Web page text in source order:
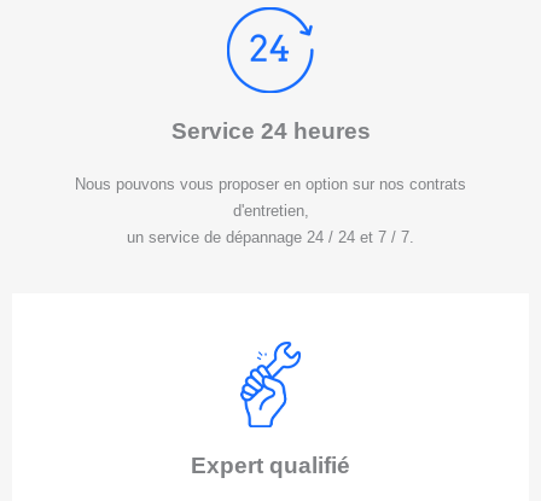
Service 24 heures
Nous pouvons vous proposer en option sur nos contrats
d'entretien,
un service de dépannage 24 / 24 et 7 / 7.
Expert qualifié